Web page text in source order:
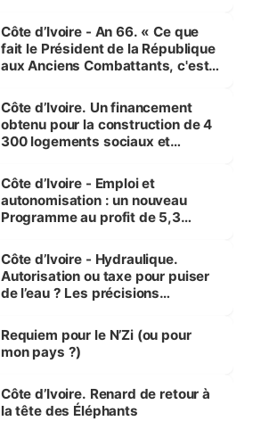
Côte d’Ivoire - An 66. « Ce que
fait le Président de la République
aux Anciens Combattants, c'est
Côte d’Ivoire. Un financement
obtenu pour la construction de 4
300 logements sociaux et
et Yamoussoukro
Côte d’Ivoire - Emploi et
autonomisation : un nouveau
Programme au profit de 5,3
Côte d’Ivoire - Hydraulique.
Autorisation ou taxe pour puiser
de l’eau ? Les précisions
Requiem pour le N’Zi (ou pour
mon pays ?)
Côte d’Ivoire. Renard de retour à
la tête des Éléphants